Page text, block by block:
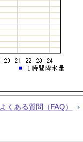
よくある質問（FAQ）